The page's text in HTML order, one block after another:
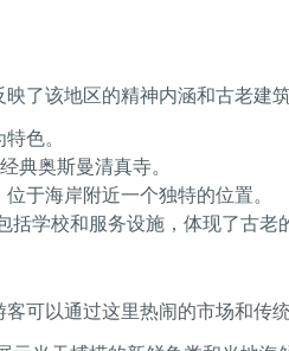
了该地区的精神内涵和古老建
色。
典奥斯曼清真寺。
于海岸附近一个独特的位置。
学校和服务设施，体现了古老
可以通过这里热闹的市场和传